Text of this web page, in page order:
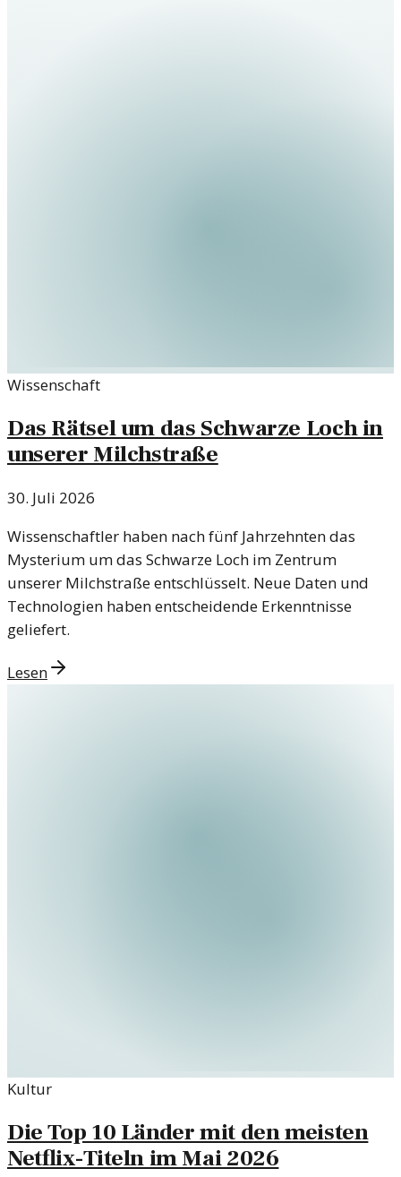
Wissenschaft
Das Rätsel um das Schwarze Loch in
unserer Milchstraße
30. Juli 2026
Wissenschaftler haben nach fünf Jahrzehnten das
Mysterium um das Schwarze Loch im Zentrum
unserer Milchstraße entschlüsselt. Neue Daten und
Technologien haben entscheidende Erkenntnisse
geliefert.
Lesen
Kultur
Die Top 10 Länder mit den meisten
Netflix-Titeln im Mai 2026